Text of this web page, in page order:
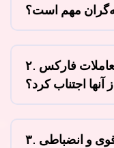
مهم است؟
۲. تله‌های احساسی رایج در معاملات فارکس
اجتناب کرد؟
۳. چگونه می‌توانم یک ذهنیت قوی و انضباطی